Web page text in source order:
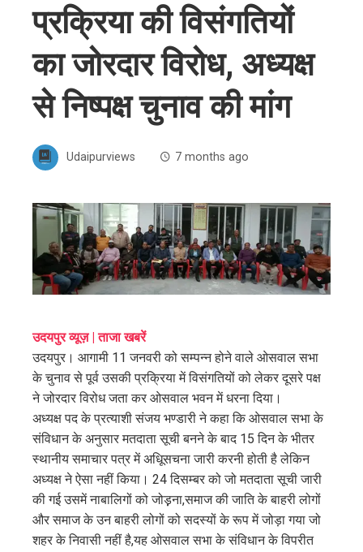
प्रक्रिया की विसंगतियों
का जोरदार विरोध, अध्यक्ष
से निष्पक्ष चुनाव की मांग
Udaipurviews 7 months ago
उदयपुर व्यूज़ | ताजा खबरें
उदयपुर। आगामी 11 जनवरी को सम्पन्न होने वाले ओसवाल सभा
के चुनाव से पूर्व उसकी प्रक्रिया में विसंगतियों को लेकर दूसरे पक्ष
ने जोरदार विरोध जता कर ओसवाल भवन में धरना दिया।
अध्यक्ष पद के प्रत्याशी संजय भण्डारी ने कहा कि ओसवाल सभा के
संविधान के अनुसार मतदाता सूची बनने के बाद 15 दिन के भीतर
स्थानीय समाचार पत्र में अधिूसचना जारी करनी होती है लेकिन
अध्यक्ष ने ऐसा नहीं किया। 24 दिसम्बर को जो मतदाता सूची जारी
की गई उसमें नाबालिगों को जोड़़ना,समाज की जाति के बाहरी लोगों
और समाज के उन बाहरी लोगों को सदस्यों के रूप में जोड़ा गया जो
शहर के निवासी नहीं है,यह ओसवाल सभा के संविधान के विपरीत